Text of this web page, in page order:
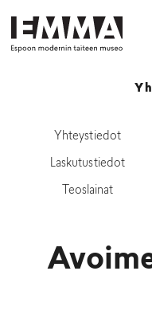
Yhteystiedot
Laskutustiedot
Teoslainat